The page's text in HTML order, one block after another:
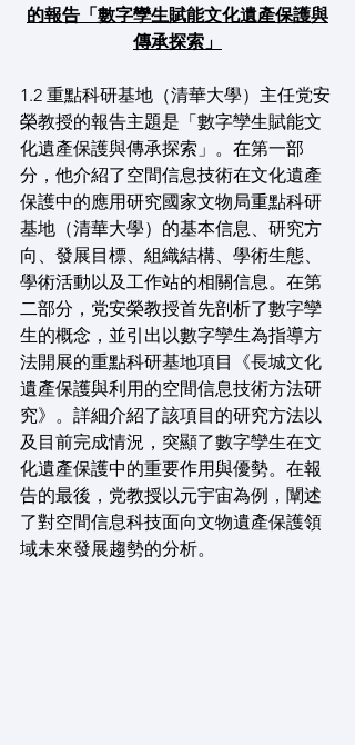
的報告「數字孿生賦能文化遺產保護與
傳承探索」
1.2 重點科研基地（清華大學）主任党安
榮教授的報告主題是「數字孿生賦能文
化遺產保護與傳承探索」。在第一部
分，他介紹了空間信息技術在文化遺產
保護中的應用研究國家文物局重點科研
基地（清華大學）的基本信息、研究方
向、發展目標、組織結構、學術生態、
學術活動以及工作站的相關信息。在第
二部分，党安榮教授首先剖析了數字孿
生的概念，並引出以數字孿生為指導方
法開展的重點科研基地項目《長城文化
遺產保護與利用的空間信息技術方法研
究》。詳細介紹了該項目的研究方法以
及目前完成情況，突顯了數字孿生在文
化遺產保護中的重要作用與優勢。在報
告的最後，党教授以元宇宙為例，闡述
了對空間信息科技面向文物遺產保護領
域未來發展趨勢的分析。